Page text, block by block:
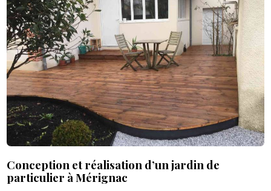
Conception et réalisation d’un jardin de
particulier à Mérignac